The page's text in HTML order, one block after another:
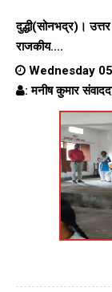
दुद्धी(सोनभद्र)।
राजकीय....
Wednesday
: मनीष कुमार